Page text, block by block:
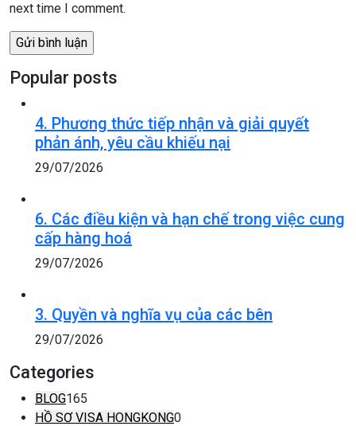
next time I comment.
Popular posts
4. Phương thức tiếp nhận và giải quyết
phản ánh, yêu cầu khiếu nại
29/07/2026
6. Các điều kiện và hạn chế trong việc cung
cấp hàng hoá
29/07/2026
3. Quyền và nghĩa vụ của các bên
29/07/2026
Categories
BLOG165
HỒ SƠ VISA HONGKONG0